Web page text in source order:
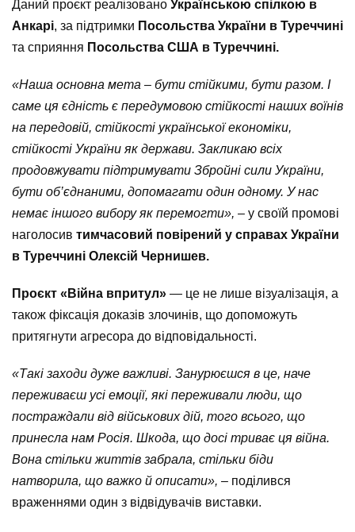
Даний проєкт реалізовано Українською спілкою в
Анкарі, за підтримки Посольства України в Туреччині
та сприяння Посольства США в Туреччині.
«Наша основна мета – бути стійкими, бути разом. І
саме ця єдність є передумовою стійкості наших воїнів
на передовій, стійкості української економіки,
стійкості України як держави. Закликаю всіх
продовжувати підтримувати Збройні сили України,
бути об’єднаними, допомагати один одному. У нас
немає іншого вибору як перемогти», – у своїй промові
наголосив тимчасовий повірений у справах України
в Туреччині Олексій Чернишев.
Проєкт «Війна впритул» — це не лише візуалізація, а
також фіксація доказів злочинів, що допоможуть
притягнути агресора до відповідальності.
«Такі заходи дуже важливі. Занурюєшся в це, наче
переживаєш усі емоції, які переживали люди, що
постраждали від військових дій, того всього, що
принесла нам Росія. Шкода, що досі триває ця війна.
Вона стільки життів забрала, стільки біди
натворила, що важко й описати», – поділився
враженнями один з відвідувачів виставки.